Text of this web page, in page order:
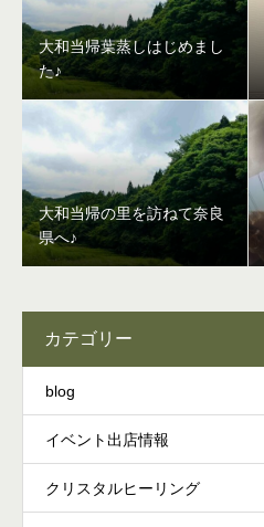
大和当帰葉蒸しはじめまし
た♪
大和当帰の里を訪ねて奈良
県へ♪
カテゴリー
blog
イベント出店情報
クリスタルヒーリング